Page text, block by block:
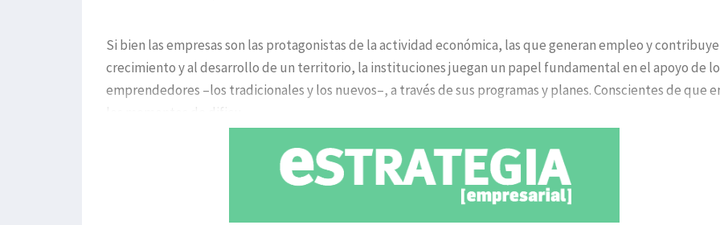
Si bien las empresas son las protagonistas de la actividad económica, las que generan empleo y
crecimiento y al desarrollo de un territorio, la instituciones juegan un papel fundamental en el apoyo de
emprendedores –los tradicionales y los nuevos–, a través de sus programas y planes. Conscientes de que
los momentos de dificu